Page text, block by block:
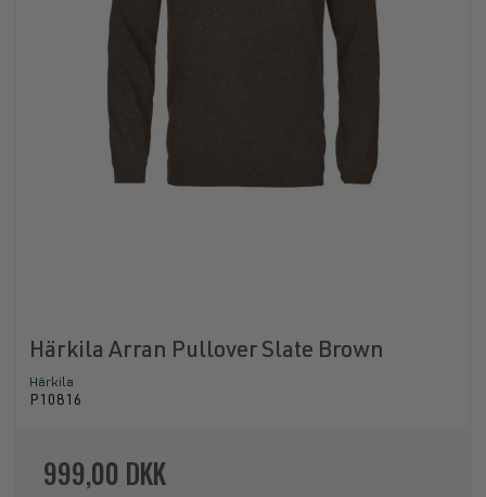
Härkila Arran Pullover Slate Brown
Härkila
P10816
999,00 DKK